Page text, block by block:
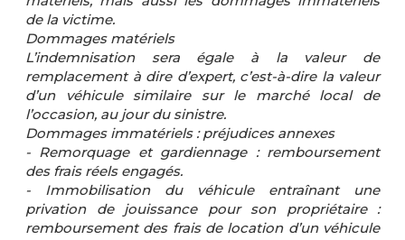
de la victime.
Dommages matériels
L’indemnisation sera égale à la valeur de
remplacement à dire d’expert, c’est-à-dire la valeur
d’un véhicule similaire sur le marché local de
l’occasion, au jour du sinistre.
Dommages immatériels : préjudices annexes
- Remorquage et gardiennage : remboursement
des frais réels engagés.
- Immobilisation du véhicule entraînant une
privation de jouissance pour son propriétaire :
remboursement des frais de location d’un véhicule